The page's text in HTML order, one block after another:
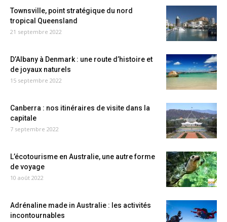
Townsville, point stratégique du nord
tropical Queensland
21 septembre 2022
D’Albany à Denmark : une route d’histoire et
de joyaux naturels
15 septembre 2022
Canberra : nos itinéraires de visite dans la
capitale
7 septembre 2022
L’écotourisme en Australie, une autre forme
de voyage
10 août 2022
Adrénaline made in Australie : les activités
incontournables